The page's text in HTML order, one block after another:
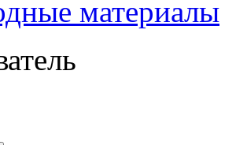
материалы